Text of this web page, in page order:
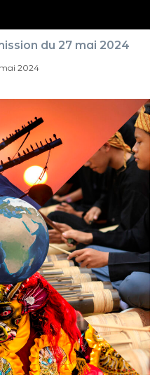
du 27 mai 2024
2024